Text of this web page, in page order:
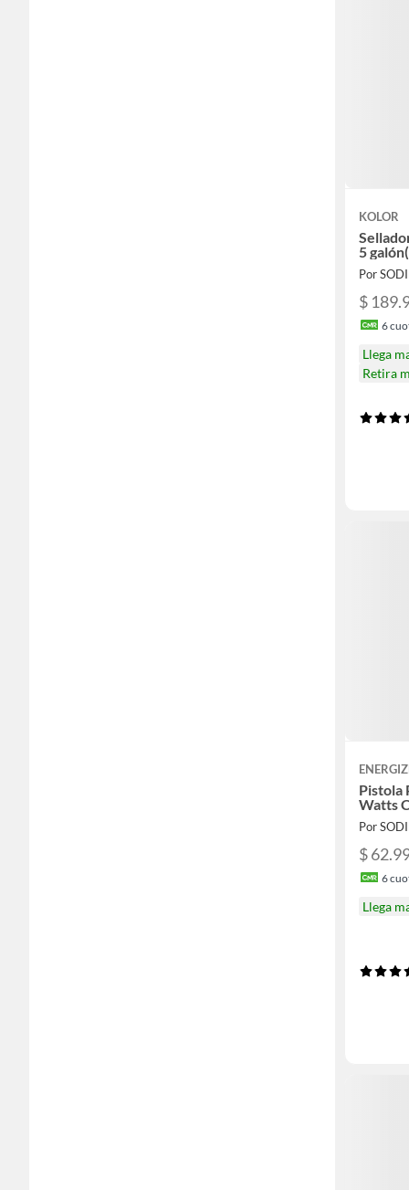
KOLOR
5
Por
$
6
Llega
Retira
Pistola
Watts
Por
$
6
Llega